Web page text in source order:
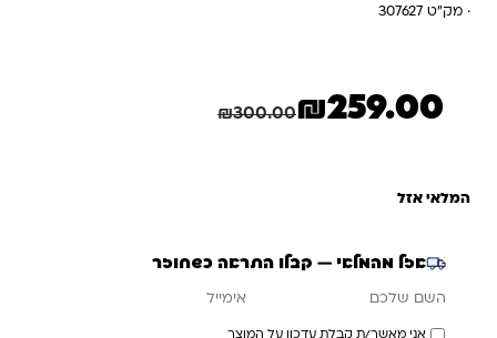
· מק"ט 307627
₪300.00
המחיר המקורי היה: ₪300.00.
₪259.00
המחיר הנוכחי הוא: ₪259.00.
המלאי אזל
אזל מהמלאי — קבלו התראה כשחוזר
אני מאשר/ת קבלת עדכון על המוצר